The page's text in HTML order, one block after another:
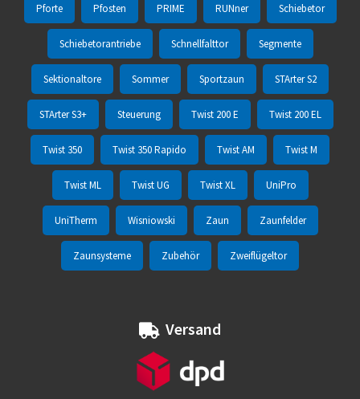
Pforte Pfosten PRIME RUNner Schiebetor
Schiebetorantriebe Schnellfalttor Segmente
Sektionaltore Sommer Sportzaun STArter S2
STArter S3+ Steuerung Twist 200 E Twist 200 EL
Twist 350 Twist 350 Rapido Twist AM Twist M
Twist ML Twist UG Twist XL UniPro
UniTherm Wisniowski Zaun Zaunfelder
Zaunsysteme Zubehör Zweiflügeltor
Versand